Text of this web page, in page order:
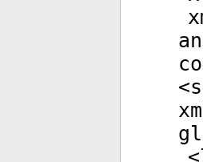
<s
<